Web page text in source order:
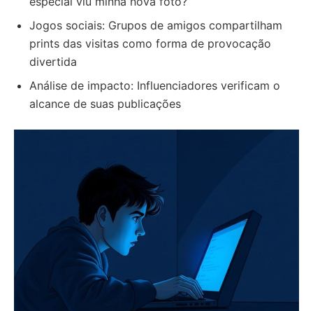
Jogos sociais: Grupos de amigos compartilham
prints das visitas como forma de provocação
divertida
Análise de impacto: Influenciadores verificam o
alcance de suas publicações